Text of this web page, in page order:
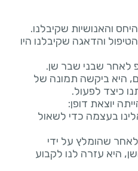
והאנושיות שקיבלנו.
והדאגה שקיבלנו היו
לאחר שבני שבר שן.
היא ביקשה תמונה של
בעצמה כדי לשאול
שהומלץ על ידי
היא עזרה לנו לקבוע